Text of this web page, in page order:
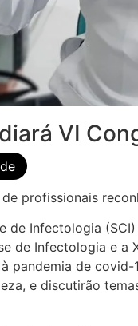
VI
profissionais
de Infectologia
de Infectologia e a
pandemia de
e discutirão